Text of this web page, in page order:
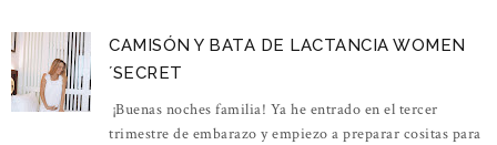
CAMISÓN Y BATA DE LACTANCIA WOMEN
´SECRET
¡Buenas noches familia! Ya he entrado en el tercer
trimestre de embarazo y empiezo a preparar cositas para